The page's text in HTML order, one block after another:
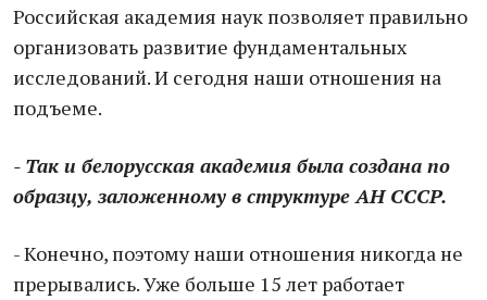
Российская академия наук позволяет правильно
организовать развитие фундаментальных
исследований. И сегодня наши отношения на
подъеме.
- Так и белорусская академия была создана по
образцу, заложенному в структуре АН СССР.
- Конечно, поэтому наши отношения никогда не
прерывались. Уже больше 15 лет работает